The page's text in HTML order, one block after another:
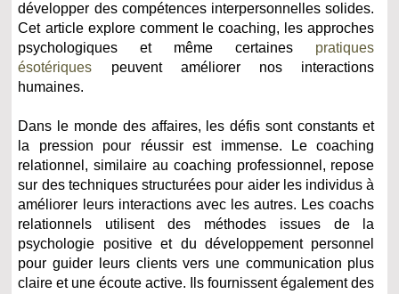
développer des compétences interpersonnelles solides.
Cet article explore comment le coaching, les approches
psychologiques et même certaines pratiques
ésotériques peuvent améliorer nos interactions
humaines.
Dans le monde des affaires, les défis sont constants et
la pression pour réussir est immense. Le coaching
relationnel, similaire au coaching professionnel, repose
sur des techniques structurées pour aider les individus à
améliorer leurs interactions avec les autres. Les coachs
relationnels utilisent des méthodes issues de la
psychologie positive et du développement personnel
pour guider leurs clients vers une communication plus
claire et une écoute active. Ils fournissent également des